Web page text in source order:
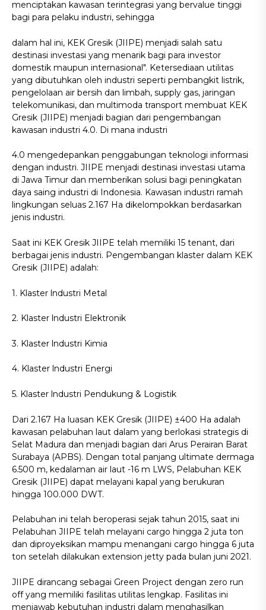
menciptakan kawasan terintegrasi yang bervalue tinggi
bagi para pelaku industri, sehingga
dalam hal ini, KEK Gresik (JIIPE) menjadi salah satu
destinasi investasi yang menarik bagi para investor
domestik maupun internasional". Ketersediaan utilitas
yang dibutuhkan oleh industri seperti pembangkit listrik,
pengelolaan air bersih dan limbah, supply gas, jaringan
telekomunikasi, dan multimoda transport membuat KEK
Gresik (JIIPE) menjadi bagian dari pengembangan
kawasan industri 4.0. Di mana industri
4.0 mengedepankan penggabungan teknologi informasi
dengan industri. JIIPE menjadi destinasi investasi utama
di Jawa Timur dan memberikan solusi bagi peningkatan
daya saing industri di Indonesia. Kawasan industri ramah
lingkungan seluas 2.167 Ha dikelompokkan berdasarkan
jenis industri.
Saat ini KEK Gresik JIIPE telah memiliki 15 tenant, dari
berbagai jenis industri. Pengembangan klaster dalam KEK
Gresik (JIIPE) adalah:
1. Klaster lndustri Metal
2. Klaster lndustri Elektronik
3. Klaster lndustri Kimia
4. Klaster lndustri Energi
5. Klaster lndustri Pendukung & Logistik
Dari 2.167 Ha luasan KEK Gresik (JIIPE) ±400 Ha adalah
kawasan pelabuhan laut dalam yang berlokasi strategis di
Selat Madura dan menjadi bagian dari Arus Perairan Barat
Surabaya (APBS). Dengan total panjang ultimate dermaga
6.500 m, kedalaman air laut -16 m LWS, Pelabuhan KEK
Gresik (JIIPE) dapat melayani kapal yang berukuran
hingga 100.000 DWT.
Pelabuhan ini telah beroperasi sejak tahun 2015, saat ini
Pelabuhan JIIPE telah melayani cargo hingga 2 juta ton
dan diproyeksikan mampu menangani cargo hingga 6 juta
ton setelah dilakukan extension jetty pada bulan juni 2021.
JIIPE dirancang sebagai Green Project dengan zero run
off yang memiliki fasilitas utilitas lengkap. Fasilitas ini
menjawab kebutuhan industri dalam menghasilkan